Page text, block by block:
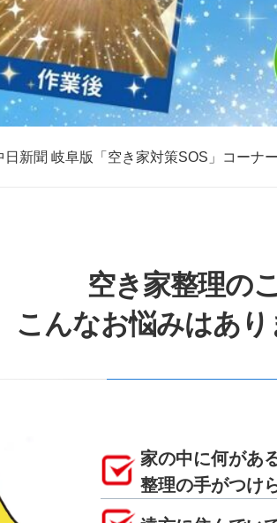
取・片付けのアイワクリーン
日新聞 岐阜版「空き家対策SOS」コーナ
取・片付けのアイワクリーン
空き家整理の
こんなお悩みはあり
家の中に何があ
整理の手がつけ